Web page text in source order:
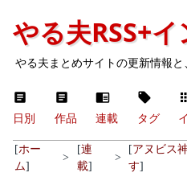
やる夫RSS+
やる夫まとめサイトの更新情報
日別 作品 連載 タグ
[ホー
ム]
>
[連
載]
>
[アヌビス
す]